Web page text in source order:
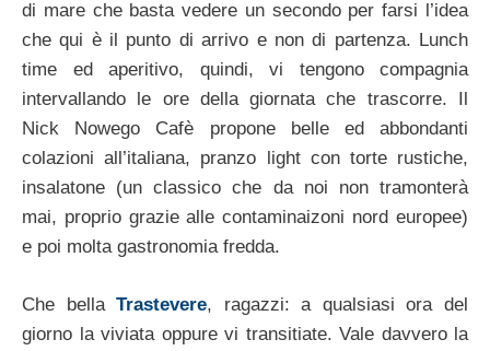
di mare che basta vedere un secondo per farsi l’idea
che qui è il punto di arrivo e non di partenza. Lunch
time ed aperitivo, quindi, vi tengono compagnia
intervallando le ore della giornata che trascorre. Il
Nick Nowego Cafè propone belle ed abbondanti
colazioni all’italiana, pranzo light con torte rustiche,
insalatone (un classico che da noi non tramonterà
mai, proprio grazie alle contaminaizoni nord europee)
e poi molta gastronomia fredda.
Che bellaTrastevere, ragazzi: a qualsiasi ora del
giorno la viviata oppure vi transitiate. Vale davvero la